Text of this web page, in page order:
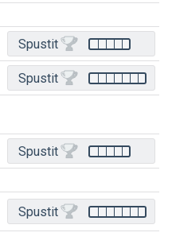
Spustit
Spustit
Spustit
Spustit